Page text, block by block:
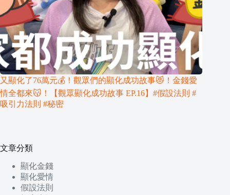
又顯化了76萬元💰！觀眾們的顯化成功故事😻！金錢愛
情全都來😽！【觀眾顯化成功故事 EP.16】#假設法則 #
吸引力法則 #秘密
文章分類
顯化金錢
顯化愛情
假設法則